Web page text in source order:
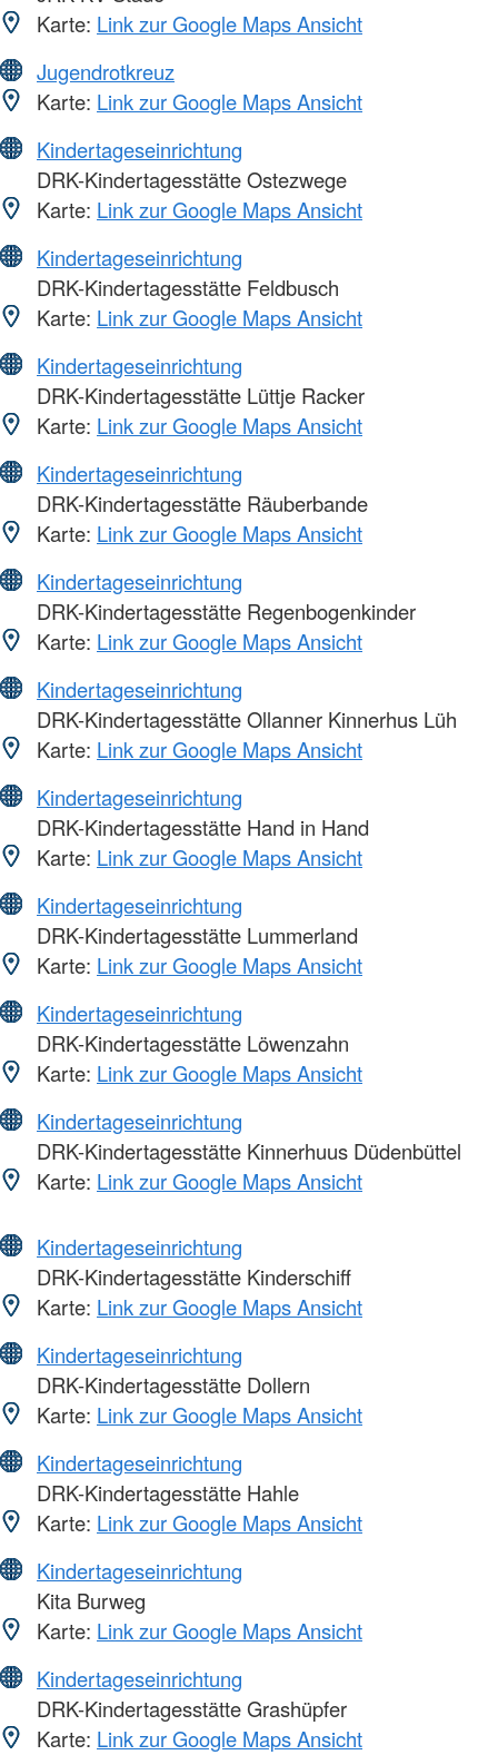
Karte: Link zur Google Maps Ansicht
Jugendrotkreuz
Karte: Link zur Google Maps Ansicht
Kindertageseinrichtung
DRK-Kindertagesstätte Ostezwege
Karte: Link zur Google Maps Ansicht
Kindertageseinrichtung
DRK-Kindertagesstätte Feldbusch
Karte: Link zur Google Maps Ansicht
Kindertageseinrichtung
DRK-Kindertagesstätte Lüttje Racker
Karte: Link zur Google Maps Ansicht
Kindertageseinrichtung
DRK-Kindertagesstätte Räuberbande
Karte: Link zur Google Maps Ansicht
Kindertageseinrichtung
DRK-Kindertagesstätte Regenbogenkinder
Karte: Link zur Google Maps Ansicht
Kindertageseinrichtung
DRK-Kindertagesstätte Ollanner Kinnerhus Lüh
Karte: Link zur Google Maps Ansicht
Kindertageseinrichtung
DRK-Kindertagesstätte Hand in Hand
Karte: Link zur Google Maps Ansicht
Kindertageseinrichtung
DRK-Kindertagesstätte Lummerland
Karte: Link zur Google Maps Ansicht
Kindertageseinrichtung
DRK-Kindertagesstätte Löwenzahn
Karte: Link zur Google Maps Ansicht
Kindertageseinrichtung
DRK-Kindertagesstätte Kinnerhuus Düdenbüttel
Karte: Link zur Google Maps Ansicht
Kindertageseinrichtung
DRK-Kindertagesstätte Kinderschiff
Karte: Link zur Google Maps Ansicht
Kindertageseinrichtung
DRK-Kindertagesstätte Dollern
Karte: Link zur Google Maps Ansicht
Kindertageseinrichtung
DRK-Kindertagesstätte Hahle
Karte: Link zur Google Maps Ansicht
Kindertageseinrichtung
Kita Burweg
Karte: Link zur Google Maps Ansicht
Kindertageseinrichtung
DRK-Kindertagesstätte Grashüpfer
Karte: Link zur Google Maps Ansicht